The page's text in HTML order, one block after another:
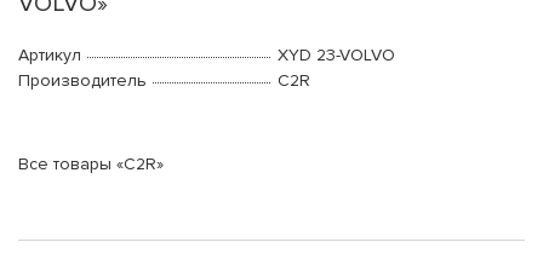
Артикул
XYD 23-VOLVO
Производитель
C2R
Все товары «C2R»